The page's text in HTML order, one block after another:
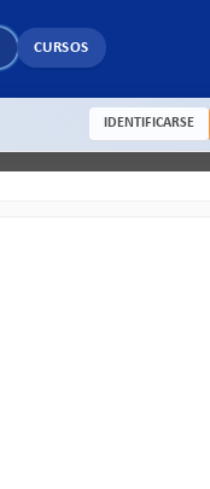
CURSOS
IDENTIFICARSE